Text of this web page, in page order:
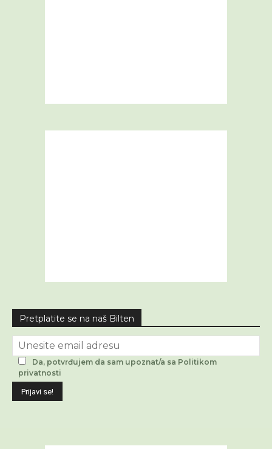
Pretplatite se na naš Bilten
Da, potvrđujem da sam upoznat/a sa Politikom
privatnosti